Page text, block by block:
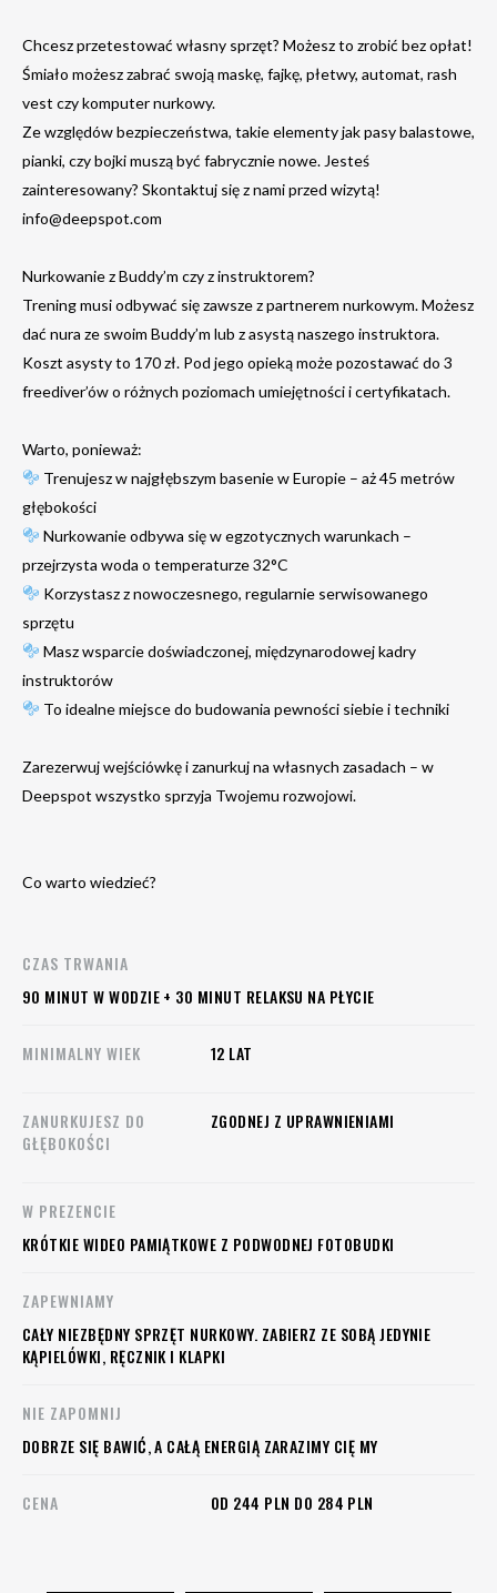
Chcesz przetestować własny sprzęt? Możesz to zrobić bez opłat!
Śmiało możesz zabrać swoją maskę, fajkę, płetwy, automat, rash
vest czy komputer nurkowy.
Ze względów bezpieczeństwa, takie elementy jak pasy balastowe,
pianki, czy bojki muszą być fabrycznie nowe. Jesteś
zainteresowany? Skontaktuj się z nami przed wizytą!
info@deepspot.com
Nurkowanie z Buddy’m czy z instruktorem?
Trening musi odbywać się zawsze z partnerem nurkowym. Możesz
dać nura ze swoim Buddy’m lub z asystą naszego instruktora.
Koszt asysty to 170 zł. Pod jego opieką może pozostawać do 3
freediver’ów o różnych poziomach umiejętności i certyfikatach.
Warto, ponieważ:
Trenujesz w najgłębszym basenie w Europie – aż 45 metrów
głębokości
Nurkowanie odbywa się w egzotycznych warunkach –
przejrzysta woda o temperaturze 32°C
Korzystasz z nowoczesnego, regularnie serwisowanego
sprzętu
Masz wsparcie doświadczonej, międzynarodowej kadry
instruktorów
To idealne miejsce do budowania pewności siebie i techniki
Zarezerwuj wejściówkę i zanurkuj na własnych zasadach – w
Deepspot wszystko sprzyja Twojemu rozwojowi.
Co warto wiedzieć?
CZAS TRWANIA
90 MINUT W WODZIE + 30 MINUT RELAKSU NA PŁYCIE
MINIMALNY WIEK 12 LAT
ZANURKUJESZ DO
GŁĘBOKOŚCI
ZGODNEJ Z UPRAWNIENIAMI
W PREZENCIE
KRÓTKIE WIDEO PAMIĄTKOWE Z PODWODNEJ FOTOBUDKI
ZAPEWNIAMY
CAŁY NIEZBĘDNY SPRZĘT NURKOWY. ZABIERZ ZE SOBĄ JEDYNIE
KĄPIELÓWKI, RĘCZNIK I KLAPKI
NIE ZAPOMNIJ
DOBRZE SIĘ BAWIĆ, A CAŁĄ ENERGIĄ ZARAZIMY CIĘ MY
CENA OD 244 PLN DO 284 PLN